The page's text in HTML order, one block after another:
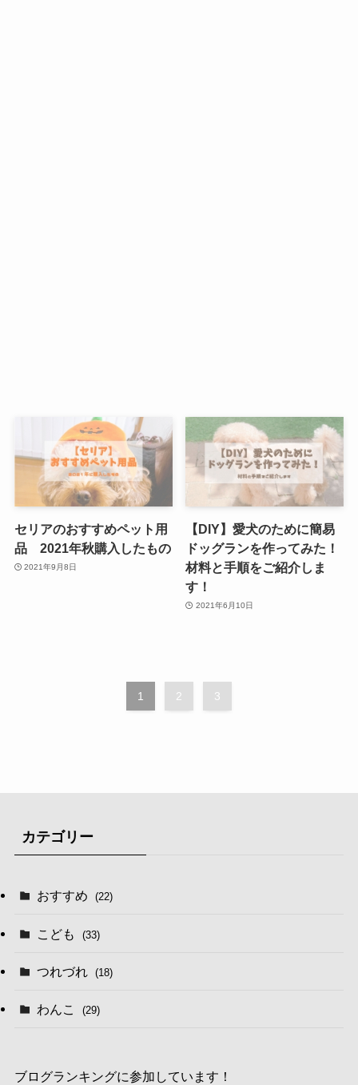
セリアのおすすめペット用
品 2021年秋購入したもの
2021年9月8日
【DIY】愛犬のために簡易
ドッグランを作ってみた！
材料と手順をご紹介しま
す！
2021年6月10日
1 2 3
カテゴリー
おすすめ (22)
こども (33)
つれづれ (18)
わんこ (29)
ブログランキングに参加しています！